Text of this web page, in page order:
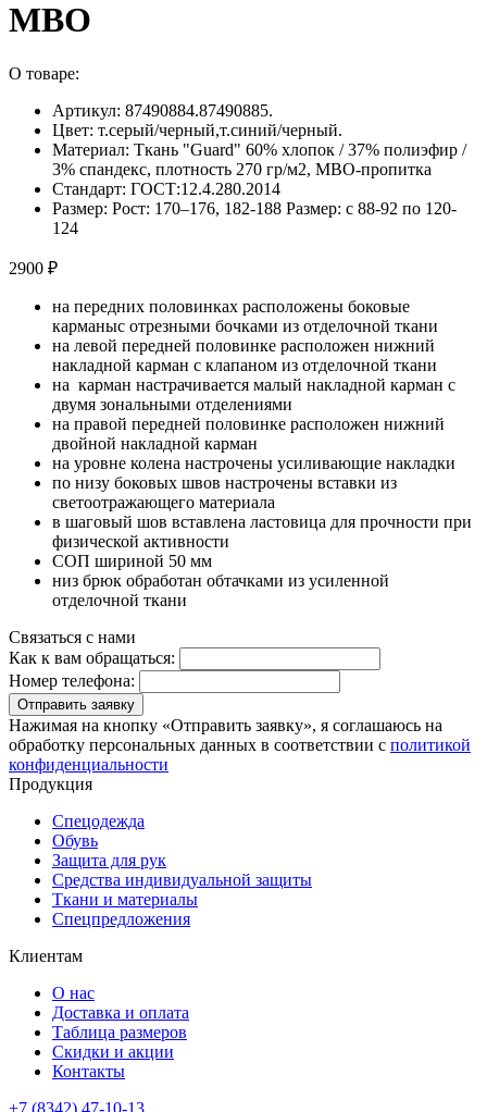
МВО
О товаре:
Артикул: 87490884.87490885.
Цвет: т.серый/черный,т.синий/черный.
Материал: Ткань "Guard" 60% хлопок / 37% полиэфир /
3% спандекс, плотность 270 гр/м2, МВО-пропитка
Стандарт: ГОСТ:12.4.280.2014
Размер: Рост: 170–176, 182-188 Размер: с 88-92 по 120-
124
2900 ₽
на передних половинках расположены боковые
карманыс отрезными бочками из отделочной ткани
на левой передней половинке расположен нижний
накладной карман с клапаном из отделочной ткани
на карман настрачивается малый накладной карман с
двумя зональными отделениями
на правой передней половинке расположен нижний
двойной накладной карман
на уровне колена настрочены усиливающие накладки
по низу боковых швов настрочены вставки из
светоотражающего материала
в шаговый шов вставлена ластовица для прочности при
физической активности
СОП шириной 50 мм
низ брюк обработан обтачками из усиленной
отделочной ткани
Связаться с нами
Как к вам обращаться:
Номер телефона:
Отправить заявку
Нажимая на кнопку «Отправить заявку», я соглашаюсь на
обработку персональных данных в соответствии с политикой
конфиденциальности
Продукция
Спецодежда
Обувь
Защита для рук
Средства индивидуальной защиты
Ткани и материалы
Спецпредложения
Клиентам
О нас
Доставка и оплата
Таблица размеров
Скидки и акции
Контакты
+7 (8342) 47-10-13